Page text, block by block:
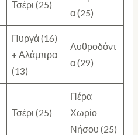
Τσέρι (25)
α (25)
Πυργά (16)
+ Αλάμπρα
(13)
Λυθροδόντ
α (29)
Τσέρι (25)
Πέρα
Χωρίο
Νήσου (25)